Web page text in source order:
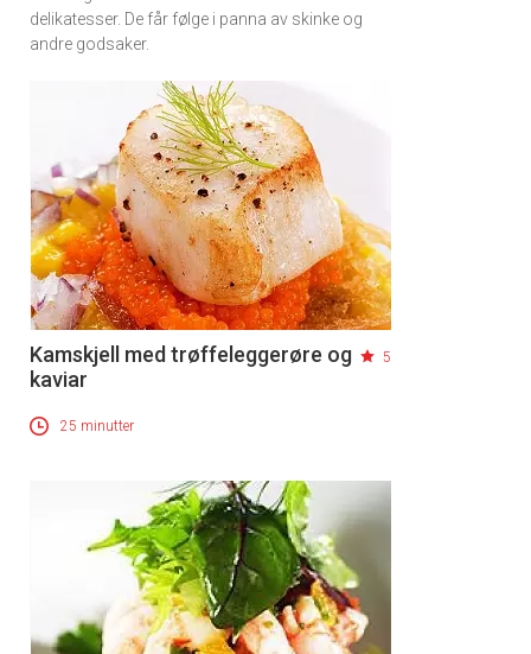
delikatesser. De får følge i panna av skinke og
andre godsaker.
Kamskjell med trøffeleggerøre og
kaviar
5
25 minutter